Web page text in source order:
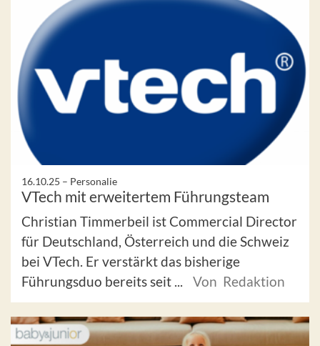
16.10.25 – Personalie
VTech mit erweitertem Führungsteam
Christian Timmerbeil ist Commercial Director
für Deutschland, Österreich und die Schweiz
bei VTech. Er verstärkt das bisherige
Führungsduo bereits seit ...
Von Redaktion